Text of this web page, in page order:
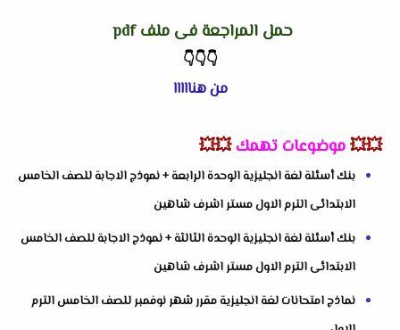
حمل المراجعة فى ملف pdf
👇
👇
👇
من هنااااا
💥💥موضوعات تهمك 💥💥
بنك أسئلة لغة انجليزية الوحدة الرابعة + نموذج الاجابة للصف الخامس
الابتدائى الترم الاول مستر اشرف شاهين
بنك أسئلة لغة انجليزية الوحدة الثالثة + نموذج الاجابة للصف الخامس
الابتدائى الترم الاول مستر اشرف شاهين
نماذج امتحانات لغة انجليزية مقرر شهر نوفمبر للصف الخامس الترم